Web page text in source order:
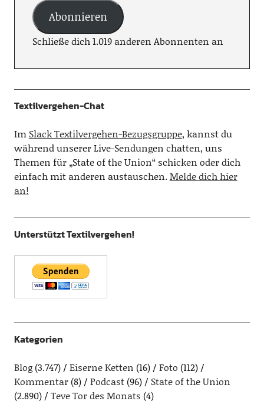
Abonnieren
Schließe dich 1.019 anderen Abonnenten an
Textilvergehen-Chat
Im Slack Textilvergehen-Bezugsgruppe, kannst du
während unserer Live-Sendungen chatten, uns
Themen für „State of the Union“ schicken oder dich
einfach mit anderen austauschen.Melde dich hier
an!
Unterstützt Textilvergehen!
Kategorien
Blog(3.747) Eiserne Ketten (16) Foto (112)
Kommentar(8) Podcast(96)
State of the Union
(2.890)
Teve Tor des Monats (4)